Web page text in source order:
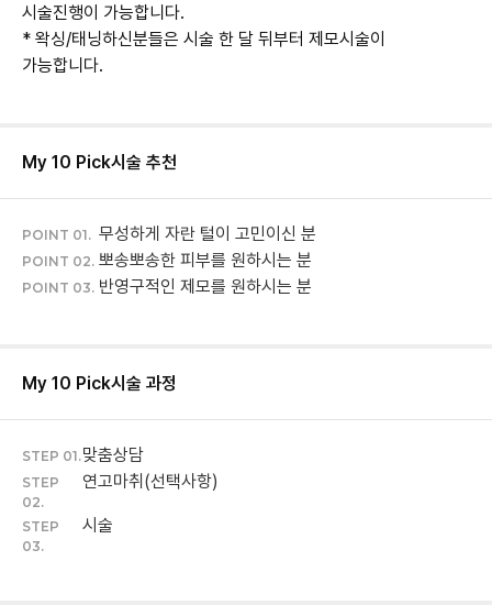
시술진행이 가능합니다.
* 왁싱/태닝하신분들은 시술 한 달 뒤부터 제모시술이
가능합니다.
My 10 Pick시술 추천
POINT 01. 무성하게 자란 털이 고민이신 분
POINT 02. 뽀송뽀송한 피부를 원하시는 분
POINT 03. 반영구적인 제모를 원하시는 분
My 10 Pick시술 과정
STEP 01.맞춤상담
STEP
02.
연고마취(선택사항)
STEP
03.
시술